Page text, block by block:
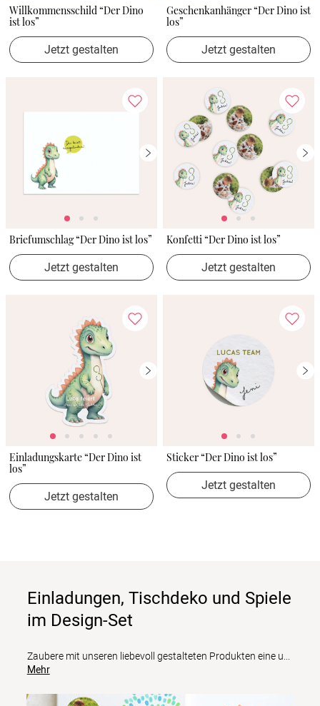
Willkommensschild “Der Dino
ist los”
Jetzt gestalten
Geschenkanhänger “Der Dino ist
los”
Jetzt gestalten
Briefumschlag “Der Dino ist los”
Jetzt gestalten
Konfetti “Der Dino ist los”
Jetzt gestalten
Einladungskarte “Der Dino ist
los”
Jetzt gestalten
Sticker “Der Dino ist los”
Jetzt gestalten
Einladungen, Tischdeko und Spiele
im Design-Set
Zaubere mit unseren liebevoll gestalteten Produkten eine u...
Mehr